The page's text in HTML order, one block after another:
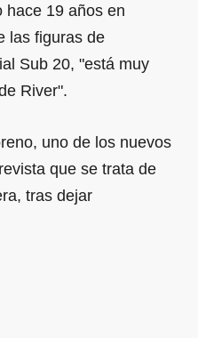
hace 19 años en
las figuras de
Sub 20, "está muy
River".
uno de los nuevos
que se trata de
tras dejar